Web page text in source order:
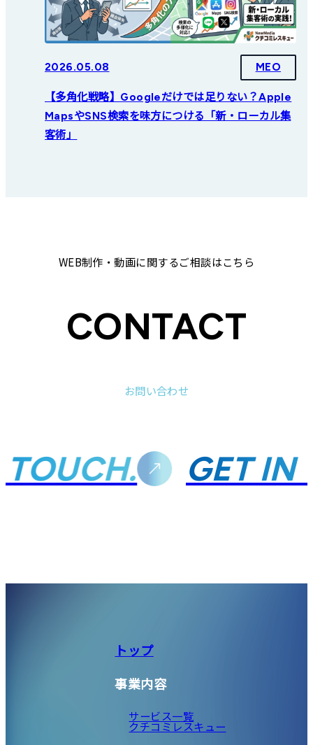
2026.05.08 MEO
【多角化戦略】Googleだけでは足りない？Apple
MapsやSNS検索を味方につける「新・ローカル集
客術」
WEB制作・動画に関するご相談はこちら
CONTACT
お問い合わせ
GET IN
トップ
事業内容
サービス一覧
クチコミレスキュー